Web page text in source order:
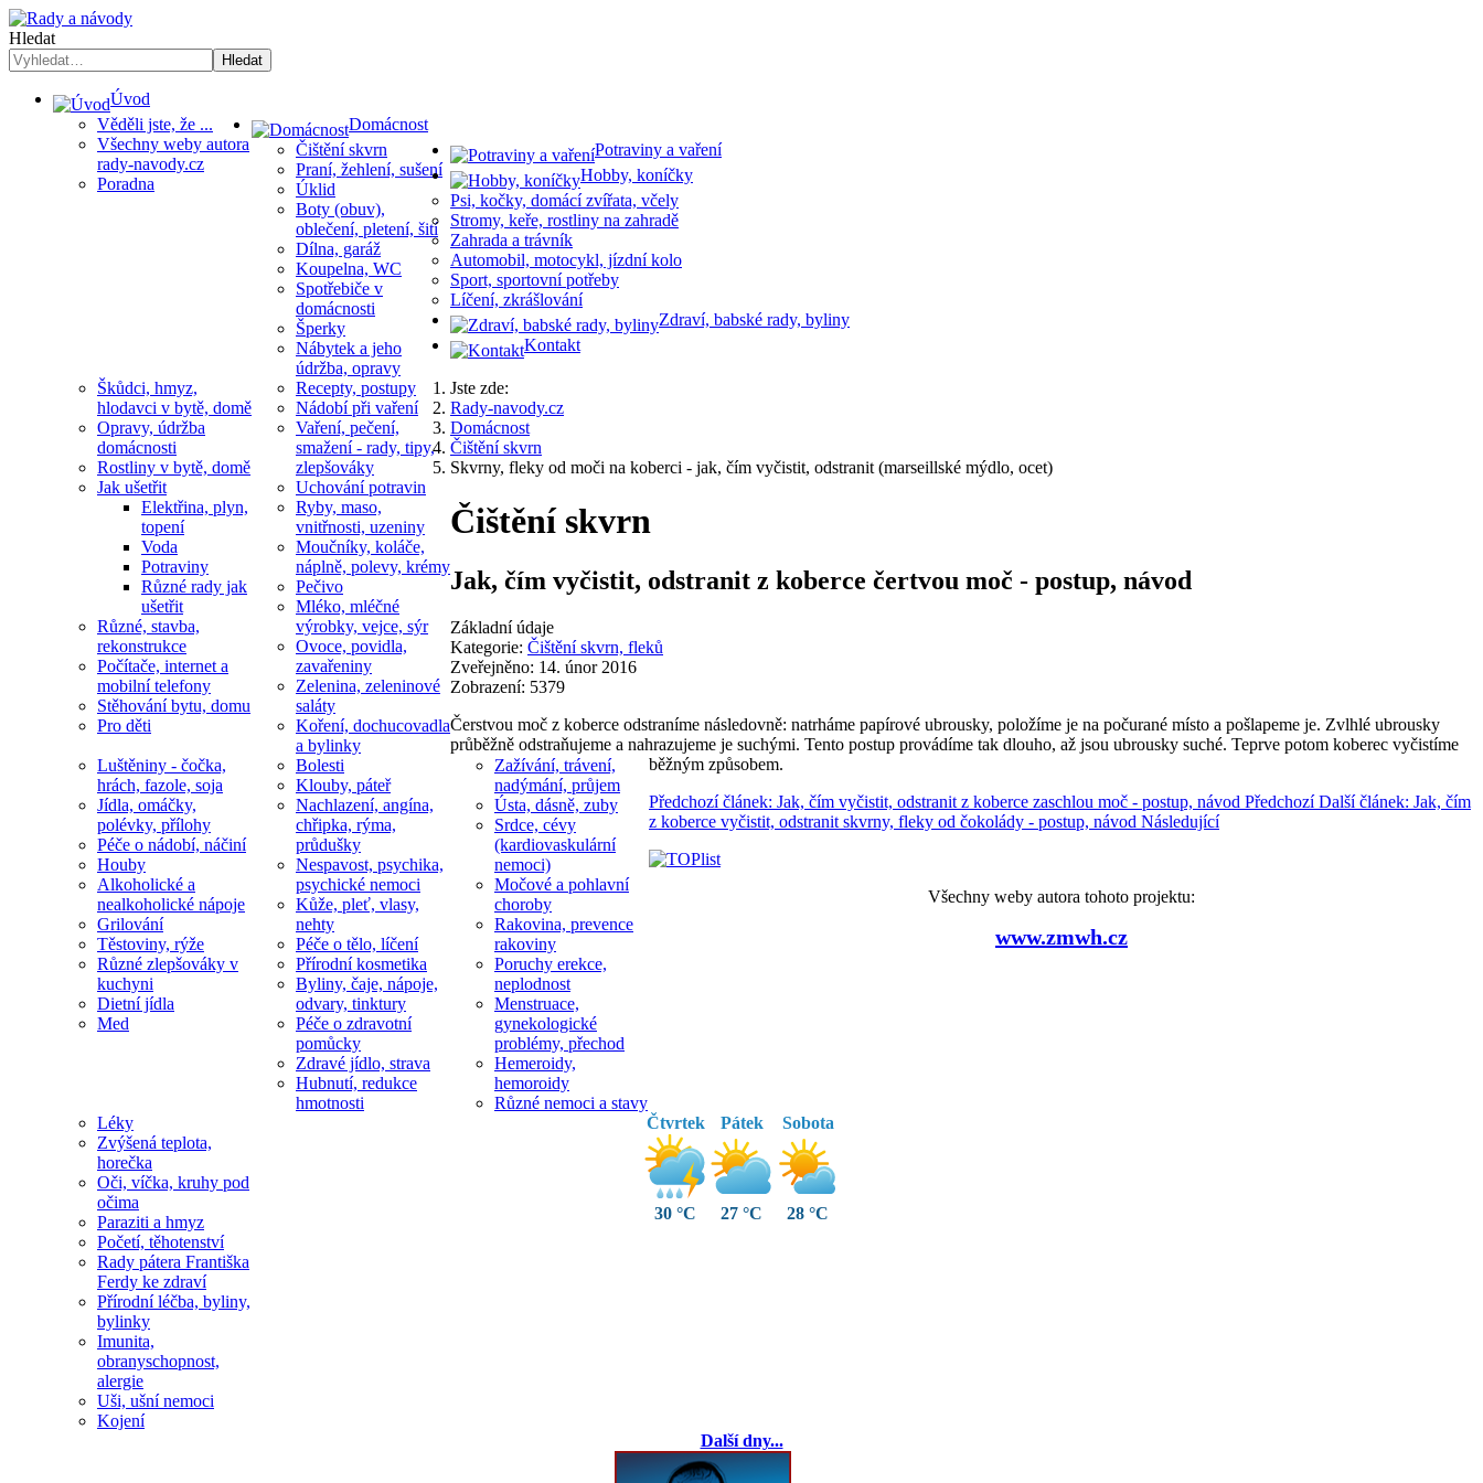
Hledat
Hledat
Úvod
Věděli jste, že ...
Všechny weby autora
rady-navody.cz
Poradna
Domácnost
Čištění skvrn
Praní, žehlení, sušení
Úklid
Boty (obuv),
oblečení, pletení, šití
Dílna, garáž
Koupelna, WC
Spotřebiče v
domácnosti
Šperky
Nábytek a jeho
údržba, opravy
Škůdci, hmyz,
hlodavci v bytě, domě
Opravy, údržba
domácnosti
Rostliny v bytě, domě
Jak ušetřit
Elektřina, plyn,
topení
Voda
Potraviny
Různé rady jak
ušetřit
Různé, stavba,
rekonstrukce
Počítače, internet a
mobilní telefony
Stěhování bytu, domu
Pro děti
Potraviny a vaření
Recepty, postupy
Nádobí při vaření
Vaření, pečení,
smažení - rady, tipy,
zlepšováky
Uchování potravin
Ryby, maso,
vnitřnosti, uzeniny
Moučníky, koláče,
náplně, polevy, krémy
Pečivo
Mléko, mléčné
výrobky, vejce, sýr
Ovoce, povidla,
zavařeniny
Zelenina, zeleninové
saláty
Koření, dochucovadla
a bylinky
Luštěniny - čočka,
hrách, fazole, soja
Jídla, omáčky,
polévky, přílohy
Péče o nádobí, náčiní
Houby
Alkoholické a
nealkoholické nápoje
Grilování
Těstoviny, rýže
Různé zlepšováky v
kuchyni
Dietní jídla
Med
Hobby, koníčky
Psi, kočky, domácí zvířata, včely
Stromy, keře, rostliny na zahradě
Zahrada a trávník
Automobil, motocykl, jízdní kolo
Sport, sportovní potřeby
Líčení, zkrášlování
Zdraví, babské rady, byliny
Bolesti
Klouby, páteř
Nachlazení, angína,
chřipka, rýma,
průdušky
Nespavost, psychika,
psychické nemoci
Kůže, pleť, vlasy,
nehty
Péče o tělo, líčení
Přírodní kosmetika
Byliny, čaje, nápoje,
odvary, tinktury
Péče o zdravotní
pomůcky
Zdravé jídlo, strava
Hubnutí, redukce
hmotnosti
Zažívání, trávení,
nadýmání, průjem
Ústa, dásně, zuby
Srdce, cévy
(kardiovaskulární
nemoci)
Močové a pohlavní
choroby
Rakovina, prevence
rakoviny
Poruchy erekce,
neplodnost
Menstruace,
gynekologické
problémy, přechod
Hemeroidy,
hemoroidy
Různé nemoci a stavy
Léky
Zvýšená teplota,
horečka
Oči, víčka, kruhy pod
očima
Paraziti a hmyz
Početí, těhotenství
Rady pátera Františka
Ferdy ke zdraví
Přírodní léčba, byliny,
bylinky
Imunita,
obranyschopnost,
alergie
Uši, ušní nemoci
Kojení
Kontakt
Jste zde:
Rady-navody.cz
Domácnost
Čištění skvrn
Skvrny, fleky od moči na koberci - jak, čím vyčistit, odstranit (marseillské mýdlo, ocet)
Čištění skvrn
Jak, čím vyčistit, odstranit z koberce čertvou moč - postup, návod
Základní údaje
Kategorie: Čištění skvrn, fleků
Zveřejněno: 14. únor 2016
Zobrazení: 5379
Čerstvou moč z koberce odstraníme následovně: natrháme papírové ubrousky, položíme je na počurané místo a pošlapeme je. Zvlhlé ubrousky
průběžně odstraňujeme a nahrazujeme je suchými. Tento postup provádíme tak dlouho, až jsou ubrousky suché. Teprve potom koberec vyčistíme
běžným způsobem.
Předchozí článek: Jak, čím vyčistit, odstranit z koberce zaschlou moč - postup, návod Předchozí Další článek: Jak, čím
z koberce vyčistit, odstranit skvrny, fleky od čokolády - postup, návod Následující
Všechny weby autora tohoto projektu:
www.zmwh.cz
Čtvrtek
30 °C
Pátek
27 °C
Sobota
28 °C
Další dny...